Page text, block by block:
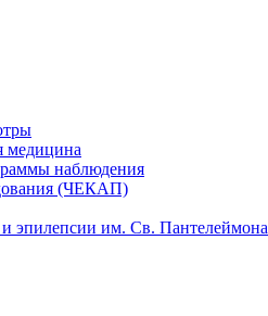
медицина
наблюдения
(ЧЕКАП)
эпилепсии им. Св. Пантелеймона